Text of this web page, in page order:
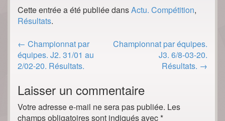
Cette entrée a été publiée dansActu. Compétition,
Résultats.
Post
navigation
← Championnat par
équipes. J2. 31/01 au
2/02-20. Résultats.
Championnat par équipes.
J3. 6/8-03-20.
Résultats. →
Laisser un commentaire
Votre adresse e-mail ne sera pas publiée. Les
champs obligatoires sont indiqués avec*